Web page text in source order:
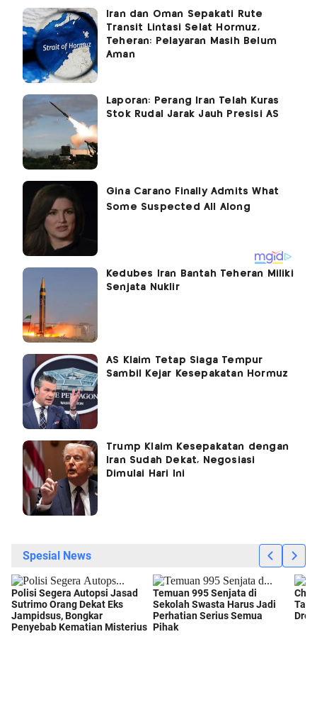
Iran dan Oman Sepakati Rute
Transit Lintasi Selat Hormuz,
Teheran: Pelayaran Masih Belum
Aman
Laporan: Perang Iran Telah Kuras
Stok Rudal Jarak Jauh Presisi AS
Kedubes Iran Bantah Teheran Miliki
Senjata Nuklir
AS Klaim Tetap Siaga Tempur
Sambil Kejar Kesepakatan Hormuz
Trump Klaim Kesepakatan dengan
Iran Sudah Dekat, Negosiasi
Dimulai Hari Ini